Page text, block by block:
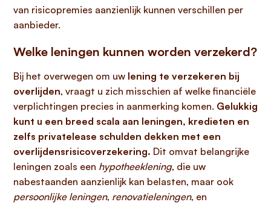
van risicopremies aanzienlijk kunnen verschillen per
aanbieder.
Welke leningen kunnen worden verzekerd?
Bij het overwegen om uw lening te verzekeren bij
overlijden, vraagt u zich misschien af welke financiële
verplichtingen precies in aanmerking komen. Gelukkig
kunt u een breed scala aan leningen, kredieten en
zelfs privatelease schulden dekken met een
overlijdensrisicoverzekering. Dit omvat belangrijke
leningen zoals een hypotheeklening, die uw
nabestaanden aanzienlijk kan belasten, maar ook
persoonlijke leningen, renovatieleningen, en